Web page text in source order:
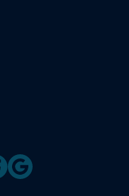
FacebookGoogle business